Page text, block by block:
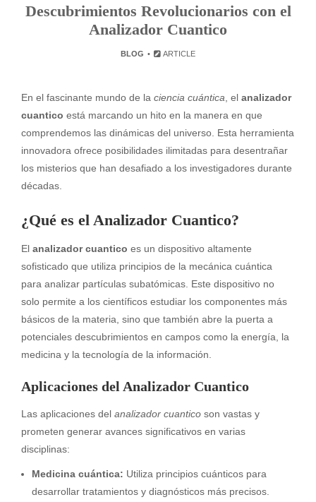
Descubrimientos Revolucionarios con el
Analizador Cuantico
BLOG ARTICLE
En el fascinante mundo de la ciencia cuántica , el analizador
cuantico está marcando un hito en la manera en que
comprendemos las dinámicas del universo. Esta herramienta
innovadora ofrece posibilidades ilimitadas para desentrañar
los misterios que han desafiado a los investigadores durante
décadas.
¿Qué es el Analizador Cuantico?
El analizador cuantico es un dispositivo altamente
sofisticado que utiliza principios de la mecánica cuántica
para analizar partículas subatómicas. Este dispositivo no
solo permite a los científicos estudiar los componentes más
básicos de la materia, sino que también abre la puerta a
potenciales descubrimientos en campos como la energía, la
medicina y la tecnología de la información.
Aplicaciones del Analizador Cuantico
Las aplicaciones del analizador cuantico son vastas y
prometen generar avances significativos en varias
disciplinas:
Medicina cuántica: Utiliza principios cuánticos para
desarrollar tratamientos y diagnósticos más precisos.